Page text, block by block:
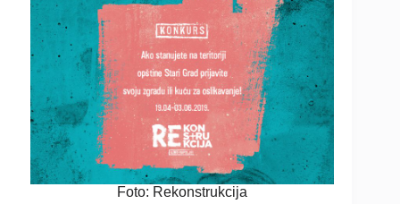
Foto: Rekonstrukcija